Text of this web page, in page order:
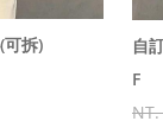
拆)
自
F